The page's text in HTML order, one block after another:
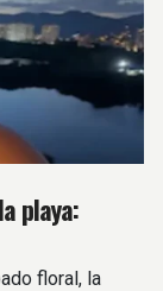
playa:
floral, la